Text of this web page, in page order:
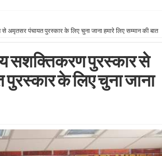
अमृतसर पंचायत पुरस्कार के लिए चुना जाना हमारे लिए सम्मान की बात
सशक्तिकरण पुरस्कार से
के लिए चुना जाना